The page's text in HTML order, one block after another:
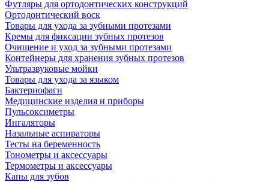
Футляры для ортодонтических конструкций
Ортодонтический воск
Товары для ухода за зубными протезами
Кремы для фиксации зубных протезов
Очищение и уход за зубными протезами
Контейнеры для хранения зубных протезов
Ультразвуковые мойки
Товары для ухода за языком
Бактериофаги
Медицинские изделия и приборы
Пульсоксиметры
Ингаляторы
Назальные аспираторы
Тесты на беременность
Тонометры и аксессуары
Термометры и аксессуары
Капы для зубов